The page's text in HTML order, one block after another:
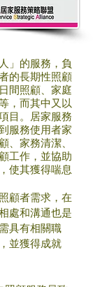
」的服務，負
的長期性照顧
間照顧、家庭
，而其中又以
目。居家服務
服務使用者家
、家務清潔、
工作，並協助
使其獲得喘息
顧者需求，在
處和溝通也是
具有相關職
並獲得成就